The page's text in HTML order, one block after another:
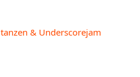
& Underscorejam